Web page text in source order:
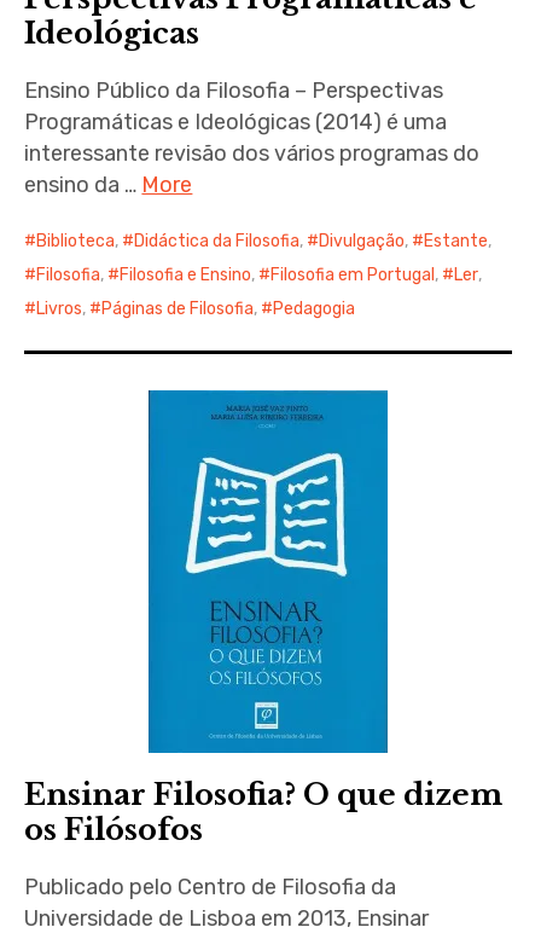
Ideológicas
Ensino Público da Filosofia – Perspectivas
Programáticas e Ideológicas (2014) é uma
interessante revisão dos vários programas do
ensino da … More
Biblioteca, Didáctica da Filosofia, Divulgação, Estante,
Filosofia, Filosofia e Ensino, Filosofia em Portugal , Ler,
Livros, Páginas de Filosofia, Pedagogia
Ensinar Filosofia? O que dizem
os Filósofos
Publicado pelo Centro de Filosofia da
Universidade de Lisboa em 2013, Ensinar